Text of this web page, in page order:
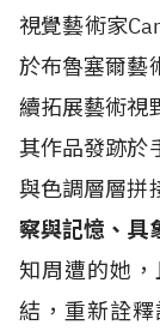
視覺藝術家
於布魯塞爾藝
續拓展藝術視
其作品發跡於
與色調層層拼
察與記憶、具
知周遭的她
結，重新詮